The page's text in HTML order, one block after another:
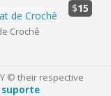
Crochê
$15
© their respective